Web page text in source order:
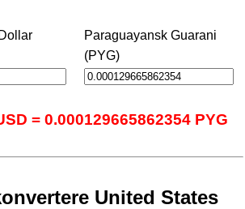
Paraguayansk Guarani
(PYG)
= 0.000129665862354 PYG
United States